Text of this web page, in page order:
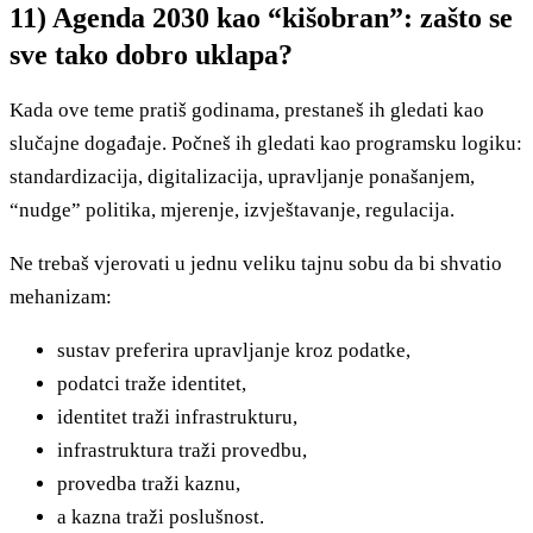
11) Agenda 2030 kao “kišobran”: zašto se
sve tako dobro uklapa?
Kada ove teme pratiš godinama, prestaneš ih gledati kao
slučajne događaje. Počneš ih gledati kao programsku logiku:
standardizacija, digitalizacija, upravljanje ponašanjem,
“nudge” politika, mjerenje, izvještavanje, regulacija.
Ne trebaš vjerovati u jednu veliku tajnu sobu da bi shvatio
mehanizam:
sustav preferira upravljanje kroz podatke,
podatci traže identitet,
identitet traži infrastrukturu,
infrastruktura traži provedbu,
provedba traži kaznu,
a kazna traži poslušnost.